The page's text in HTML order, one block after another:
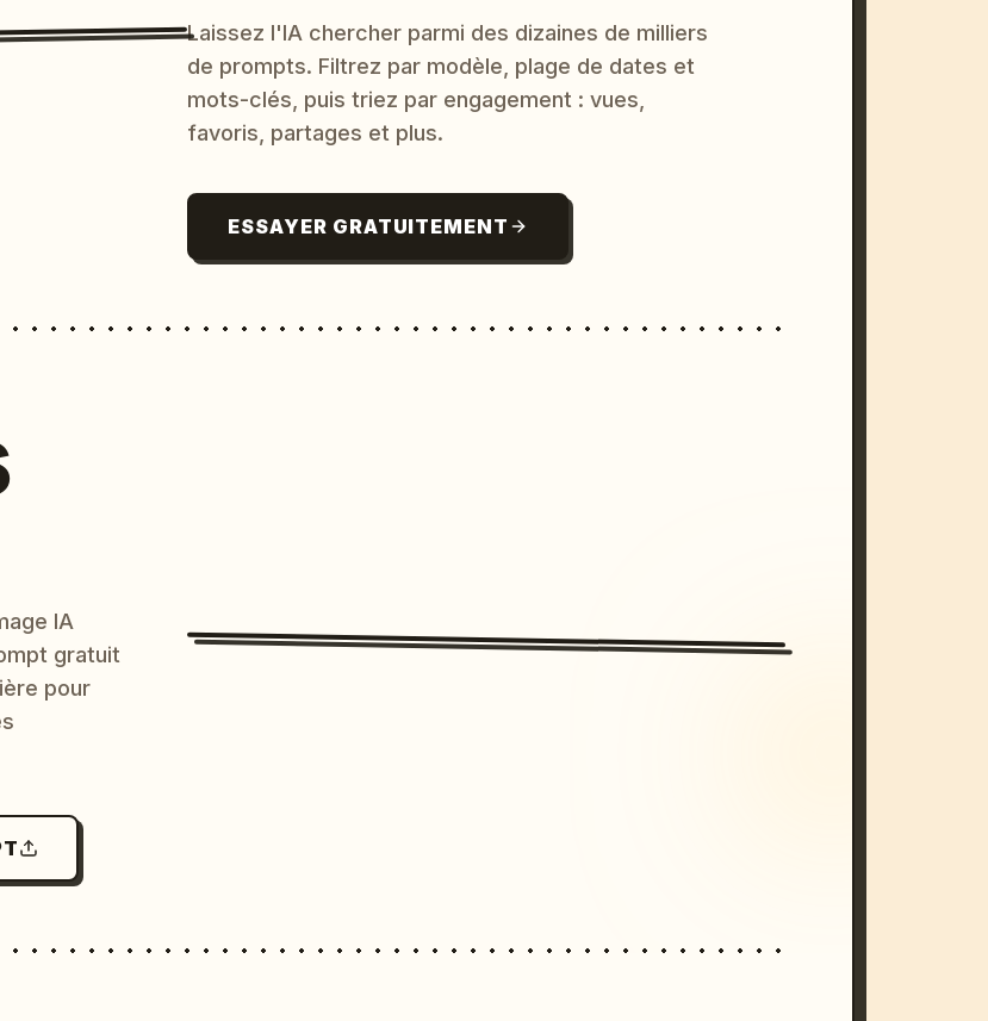
Laissez l'IA chercher parmi des dizaines de milliers
de prompts. Filtrez par modèle, plage de dates et
mots-clés, puis triez par engagement : vues,
favoris, partages et plus.
ESSAYER GRATUITEMENT
IA
gratuit
pour